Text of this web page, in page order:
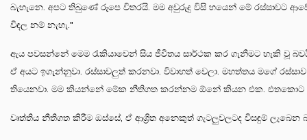
බැහැනෙ. අපට තිබුණේ රූපෙ විතරයි. මම අවුරුදු විසි හයෙන් මේ රස්සාවට
විඳල නම් නැහැ."
ඇය පවසන්නේ මෙම රැකියාවෙන් සිය ජීවිතය සාර්ථක කර ගැනීමට හැකි වූ
ඒ අයට ඉගැන්නුවා. රස්සාවලුත් කරනවා. විවාහත් වෙලා. මහත්තය මගේ
තියෙනවා. මම කියන්නේ මේක නීතිගත කරන්නම ඕනේ කියන එක. එතකොට
වෘත්තිය නීතිගත කිරීම ඔස්සේ, ඒ ආශ්‍රිත අනෙකුත් ගැටලුවලටද විසඳුම් ලැබෙන